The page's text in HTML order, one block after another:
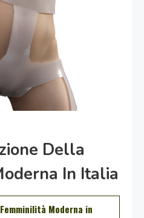
Della
In Italia
Moderna in